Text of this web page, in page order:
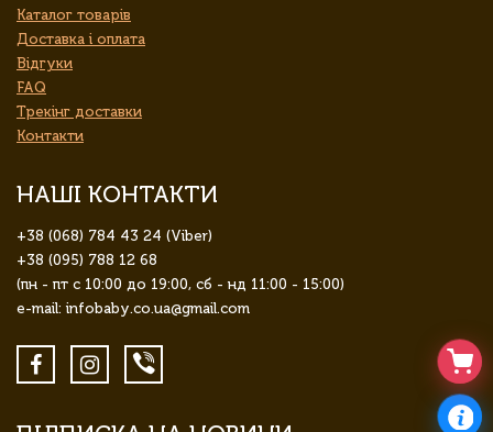
Каталог товарів
Доставка і оплата
Відгуки
FAQ
Трекінг доставки
Контакти
НАШІ КОНТАКТИ
+38 (068) 784 43 24 (Viber)
+38 (095) 788 12 68
(пн - пт с 10:00 до 19:00, сб - нд 11:00 - 15:00)
e-mail: infobaby.co.ua@gmail.com